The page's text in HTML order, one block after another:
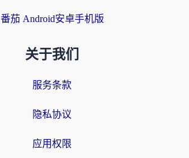
番茄 Android安卓手机版
关于我们
服务条款
隐私协议
应用权限